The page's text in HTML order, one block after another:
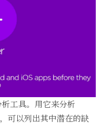
工具。用它来分析
可以列出其中潜在的缺